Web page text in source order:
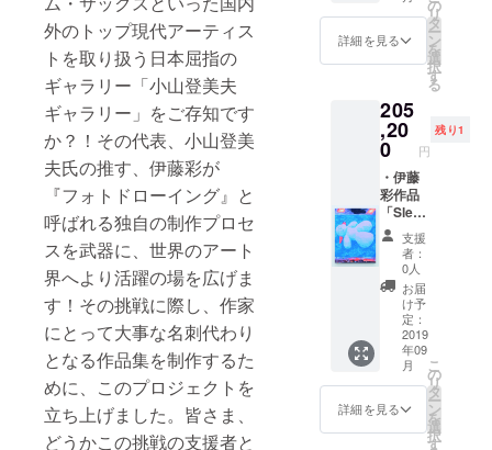
外のトップ現代アーティス
トを取り扱う日本屈指の
ギャラリー「小山登美夫
ギャラリー」をご存知です
か？！その代表、小山登美
夫氏の推す、伊藤彩が
『フォトドローイング』と
呼ばれる独自の制作プロセ
スを武器に、世界のアート
界へより活躍の場を広げま
す！その挑戦に際し、作家
にとって大事な名刺代わり
となる作品集を制作するた
めに、このプロジェクトを
立ち上げました。皆さま、
どうかこの挑戦の支援者と
ぷるん
の食感
がたま
肉だけ
が
ジュー
なった
当園の
100％ス
トレー
ジュー
スを原
料とし
ている
ため、
とって
もクリ
味！柑
橘その
、詩
(poetry)
をmixさ
せた
タイル
を実践
してい
る。 形
の無い
ものを
見たい
し、作
りた
い。コ
ント
ロール
出来な
い美し
さを信
じてい
るか
ら。 表
裏一体
の日々
canvas
・サイ
ン付き
作品集
彩から
のお礼
メッ
セージ
メール
と次回
の展覧
会を
メール
でご案
内いた
しま
す。
詳細を見る
の
リ
タ
ー
ン
を
選
択
す
る
205
,20
0 円
残り1
・伊藤
彩作品
「Sleep
ing
stone
ver.3」
60cm×
44.5cm,
2017,
oil on
canvas
・サイ
ン付き
作品集
・伊藤
彩から
支援
者：
0人
お届
け予
定：
2019
年09
月
詳細を見る
こ
の
リ
タ
ー
ン
を
選
択
す